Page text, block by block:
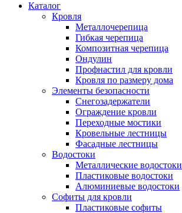
Каталог
Кровля
Металлочерепица
Гибкая черепица
Композитная черепица
Ондулин
Профнастил для кровли
Кровля по размеру дома
Элементы безопасности
Снегозадержатели
Ограждение кровли
Переходные мостики
Кровельные лестницы
Фасадные лестницы
Водостоки
Металлические водостоки
Пластиковые водостоки
Алюминиевые водостоки
Софиты для кровли
Пластиковые софиты